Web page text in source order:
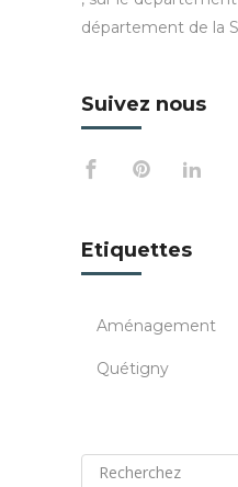
département de la
Suivez nous
Etiquettes
Aménagement
Quétigny